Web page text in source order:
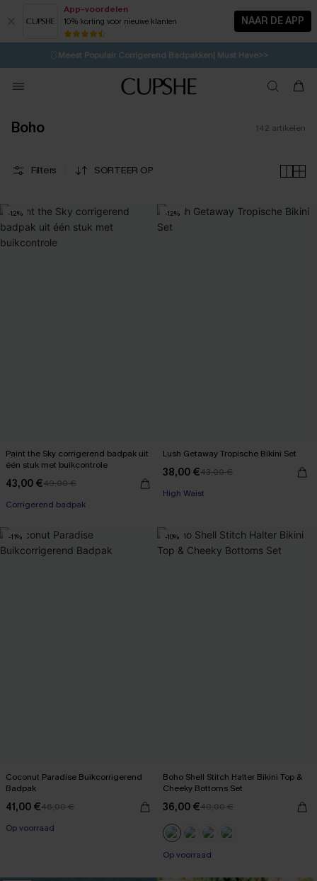
App-voordelen
10% korting voor nieuwe klanten NAAR DE APP
⚡️LAATSTE KANS | Tot 50% korting>>
🩱Meest Populair Corrigerend Badpakken| Must Have>>
💌Abonneer je & ontvang tot 15% korting>>
Koop 3, krijg 15% korting | CODE: SW15 1D:8H:50M:29S
Boho 142 artikelen
Filters SORTEER OP
-12%
Paint the Sky corrigerend badpak uit
één stuk met buikcontrole
43,00 €49,00 €
Corrigerend badpak
-12%
Lush Getaway Tropische Bikini Set
38,00 €43,00 €
【AG18】2 met 10% korting
High Waist
-11%
Coconut Paradise Buikcorrigerend
Badpak
41,00 €46,00 €
【AG18】2 met 10% korting
Op voorraad
-10%
Boho Shell Stitch Halter Bikini Top &
Cheeky Bottoms Set
36,00 €40,00 €
Op voorraad